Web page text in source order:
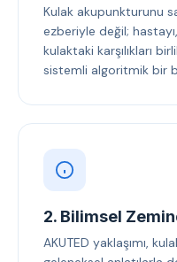
Kulak akupunkturunu
ezberiyle değil;
kulaktaki karşılıkları
sistemli algoritmik bir
2. Bilimsel
AKUTED yaklaşımı,